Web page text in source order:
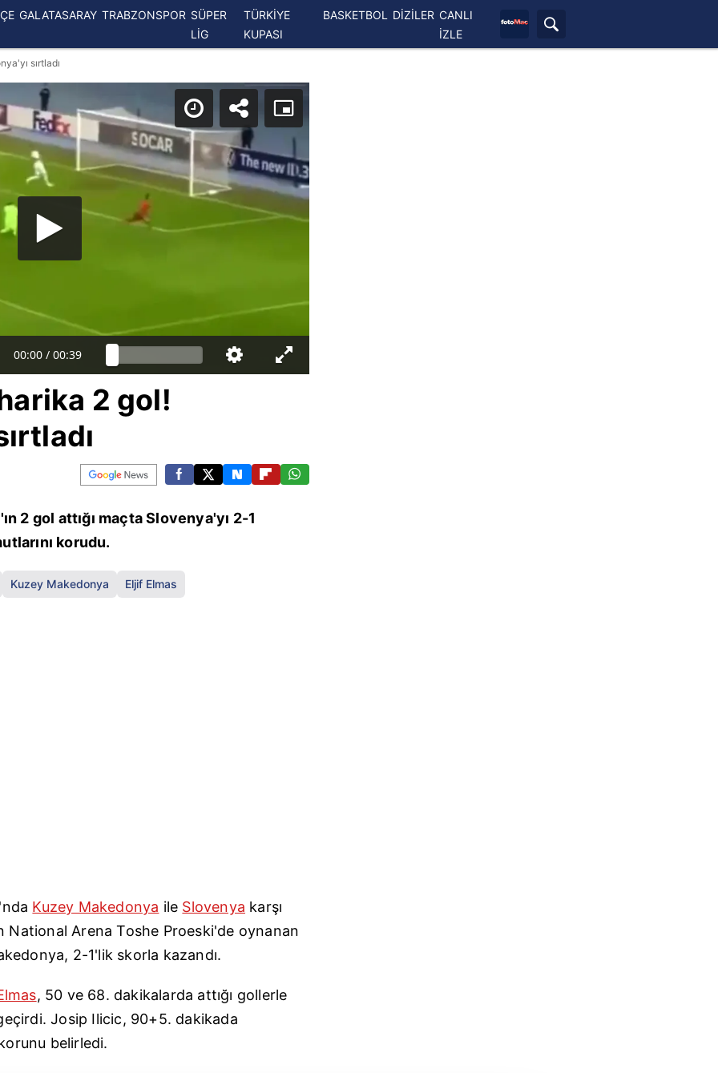
GALATASARAY TRABZONSPOR SÜPER
LİG
TÜRKİYE
KUPASI
BASKETBOL DİZİLER CANLI
İZLE
sırtladı
00:00 / 00:39
2 gol!
2 gol attığı maçta Slovenya'yı 2-1
korudu.
Kuzey Makedonya Eljif Elmas
Kuzey Makedonya ile Slovenya karşı
National Arena Toshe Proeski'de oynanan
2-1'lik skorla kazandı.
, 50 ve 68. dakikalarda attığı gollerle
Josip Ilicic, 90+5. dakikada
belirledi.